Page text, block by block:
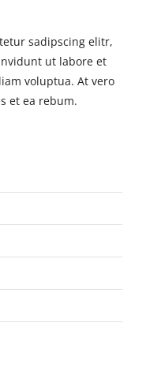
sadipscing elitr,
ut labore et
voluptua. At vero
et ea rebum.